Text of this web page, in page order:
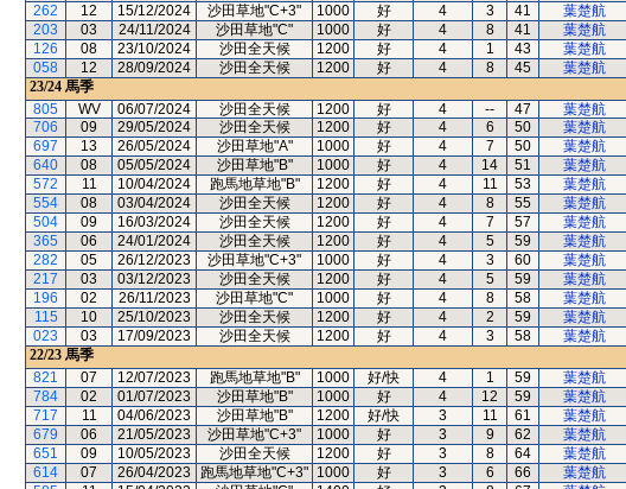
262
12 15/12/2024 沙田草地"C+3" 1000 好 4 3 41 葉楚航
203
03 24/11/2024 沙田草地"C" 1000 好 4 8 41 葉楚航
126
08 23/10/2024 沙田全天候 1200 好 4 1 43 葉楚航
058
12 28/09/2024 沙田全天候 1200 好 4 8 45 葉楚航
23/24 馬季
805
WV 06/07/2024 沙田全天候 1200 好 4 -- 47 葉楚航
706
09 29/05/2024 沙田全天候 1200 好 4 6 50 葉楚航
697
13 26/05/2024 沙田草地"A" 1000 好 4 7 50 葉楚航
640
08 05/05/2024 沙田草地"B" 1000 好 4 14 51 葉楚航
572
11 10/04/2024 跑馬地草地"B" 1200 好 4 11 53 葉楚航
554
08 03/04/2024 沙田全天候 1200 好 4 8 55 葉楚航
504
09 16/03/2024 沙田全天候 1200 好 4 7 57 葉楚航
365
06 24/01/2024 沙田全天候 1200 好 4 5 59 葉楚航
282
05 26/12/2023 沙田草地"C+3" 1000 好 4 3 60 葉楚航
217
03 03/12/2023 沙田全天候 1200 好 4 5 59 葉楚航
196
02 26/11/2023 沙田草地"C" 1000 好 4 8 58 葉楚航
115
10 25/10/2023 沙田全天候 1200 好 4 2 59 葉楚航
023
03 17/09/2023 沙田全天候 1200 好 4 3 58 葉楚航
22/23 馬季
821
07 12/07/2023 跑馬地草地"B" 1000 好/快 4 1 59 葉楚航
784
02 01/07/2023 沙田草地"B" 1000 好 4 12 59 葉楚航
717
11 04/06/2023 沙田草地"B" 1200 好/快 3 11 61 葉楚航
679
06 21/05/2023 沙田草地"C+3" 1000 好 3 9 62 葉楚航
651
09 10/05/2023 沙田全天候 1200 好 3 8 64 葉楚航
614
07 26/04/2023 跑馬地草地"C+3" 1000 好 3 6 66 葉楚航